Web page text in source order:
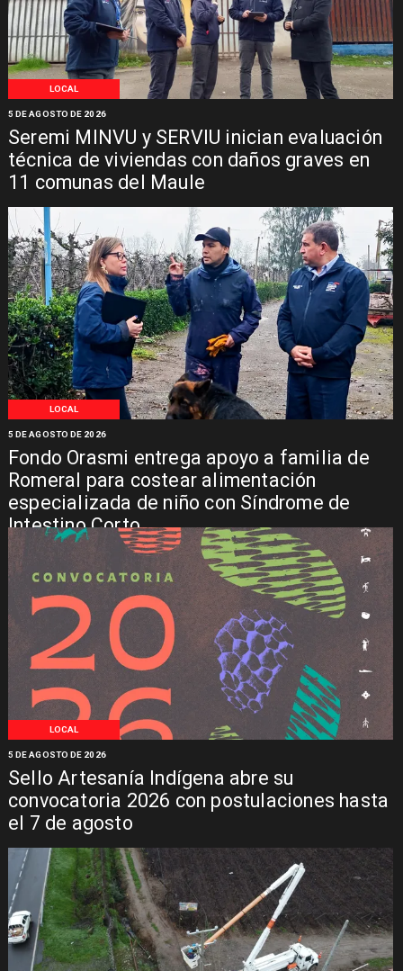
LOCAL
Seremi MINVU y SERVIU inician evaluación
técnica de viviendas con daños graves en
11 comunas del Maule
5 DE AGOSTO DE 2026
LOCAL
Fondo Orasmi entrega apoyo a familia de
Romeral para costear alimentación
especializada de niño con Síndrome de
Intestino Corto
5 DE AGOSTO DE 2026
LOCAL
Sello Artesanía Indígena abre su
convocatoria 2026 con postulaciones hasta
el 7 de agosto
5 DE AGOSTO DE 2026